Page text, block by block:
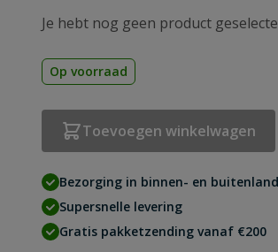
Je hebt nog geen product
Op voorraad
Toevoegen winkelwagen
Bezorging in binnen- en buitenland
Supersnelle levering
Gratis pakketzending vanaf €200